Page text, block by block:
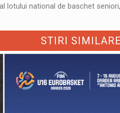
lotului national de baschet
STIRI SIMILARE